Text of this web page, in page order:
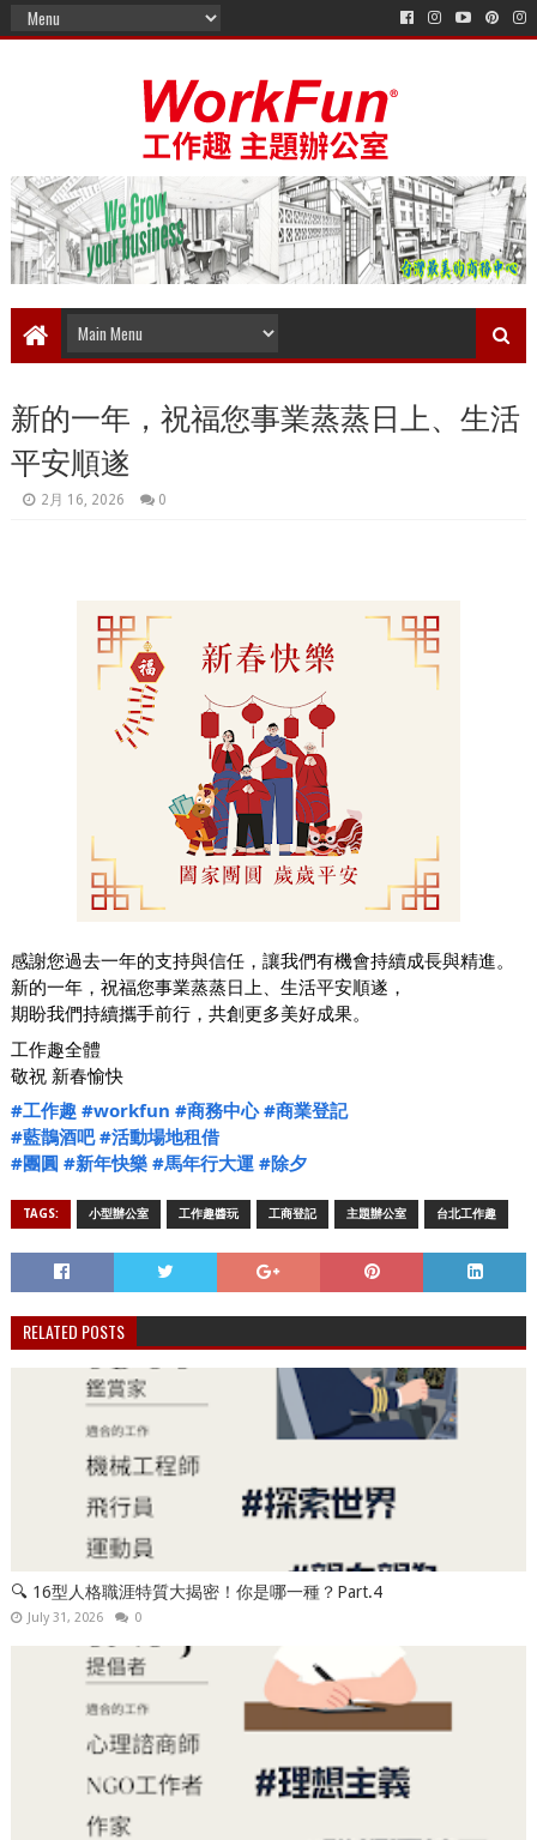
新的一年，祝福您事業蒸蒸日上、生活
平安順遂
2月 16, 2026 0
感謝您過去一年的支持與信任，讓我們有機會持續成長與精進。
新的一年，祝福您事業蒸蒸日上、生活平安順遂，
期盼我們持續攜手前行，共創更多美好成果。
工作趣全體
敬祝 新春愉快
#工作趣 #workfun #商務中心 #商業登記
#藍鵲酒吧 #活動場地租借
#團圓 #新年快樂 #馬年行大運 #除夕
TAGS: 小型辦公室 工作趣醬玩 工商登記 主題辦公室 台北工作趣
RELATED POSTS
🔍 16型人格職涯特質大揭密！你是哪一種？Part.4
July 31, 2026 0